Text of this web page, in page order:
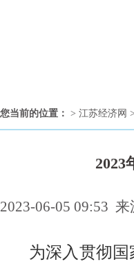
您当前的位置： > 江苏经济网 >
2023
2023-06-05 09:53
为深入贯彻